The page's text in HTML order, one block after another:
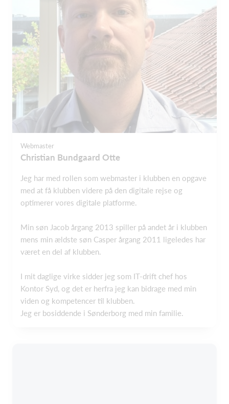
Webmaster
Christian Bundgaard Otte
Jeg har med rollen som webmaster i klubben en opgave
med at få klubben videre på den digitale rejse og
optimerer vores digitale platforme.
Min søn Jacob årgang 2013 spiller på andet år i klubben
mens min ældste søn Casper årgang 2011 ligeledes har
været en del af klubben.
I mit daglige virke sidder jeg som IT-drift chef hos
Kontor Syd, og det er herfra jeg kan bidrage med min
viden og kompetencer til klubben.
Jeg er bosiddende i Sønderborg med min familie.